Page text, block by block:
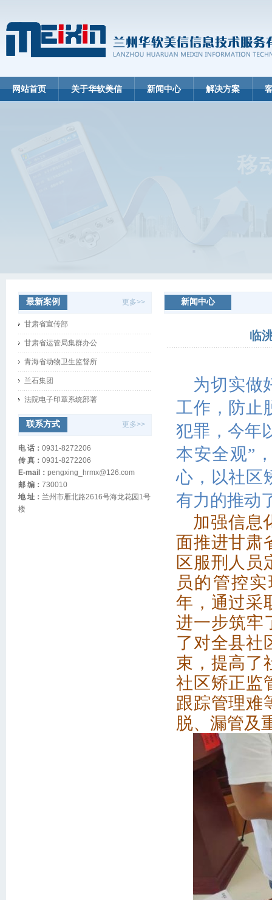
网站首页 关于华软美信 新闻中心 解决方案
最新案例 更多>>
甘肃省委组织部
甘肃省宣传部
甘肃省运管局集群办公
青海省动物卫生监督所
兰石集团
法院电子印章系统部署
中央转移支付资金财务..
地井智能井盖安装
甘肃省委组织部
甘肃省宣传部
甘肃省运管局集群办公
联系方式 更多>>
电 话： 0931-8272206
传 真： 0931-8272206
E-mail： pengxing_hrmx@126.com
邮 编： 730010
地 址： 兰州市雁北路2616号海龙花园1号
楼
新闻中心
临
为切实做
工作，防止
犯罪，今年
本安全观”
心，以社区
有力的推动
加强信息
面推进甘肃
区服刑人员
员的管控
年，通过采
进一步筑牢
了对全县社
束，提高了
社区矫正监
跟踪管理难
脱、漏管及